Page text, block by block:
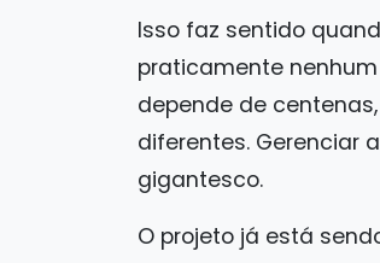
Isso faz sentido
praticamente
depende de
diferentes. Gerenciar
gigantesco.
O projeto já está